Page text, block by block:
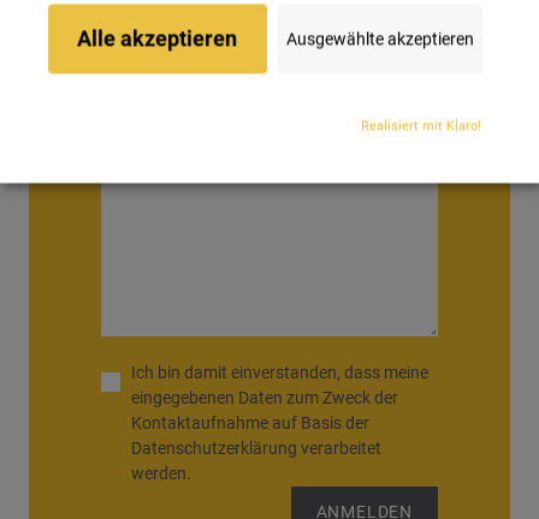
NACHRICHT
Ich bin damit einverstanden, dass meine
eingegebenen Daten zum Zweck der
Kontaktaufnahme auf Basis der
Datenschutzerklärung verarbeitet
werden.
Ausgewählte akzeptieren
Alle akzeptieren
Realisiert mit Klaro!